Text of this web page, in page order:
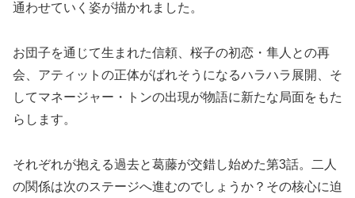
通わせていく姿が描かれました。
お団子を通じて生まれた信頼、桜子の初恋・隼人との再
会、アティットの正体がばれそうになるハラハラ展開、そ
してマネージャー・トンの出現が物語に新たな局面をもた
らします。
それぞれが抱える過去と葛藤が交錯し始めた第3話。二人
の関係は次のステージへ進むのでしょうか？その核心に迫